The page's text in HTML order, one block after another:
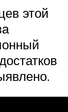
этой